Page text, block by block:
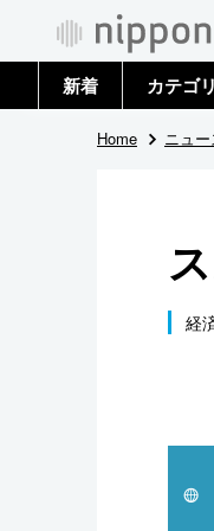
新着 カテゴ
政治・外
国際
科学・技
暮らし
Home ニュー
経